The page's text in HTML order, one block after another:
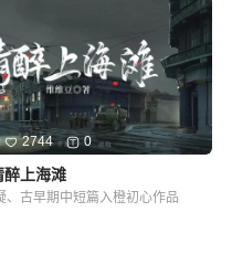
2744 0
醉上海滩
、古早期中短篇入橙初心作品